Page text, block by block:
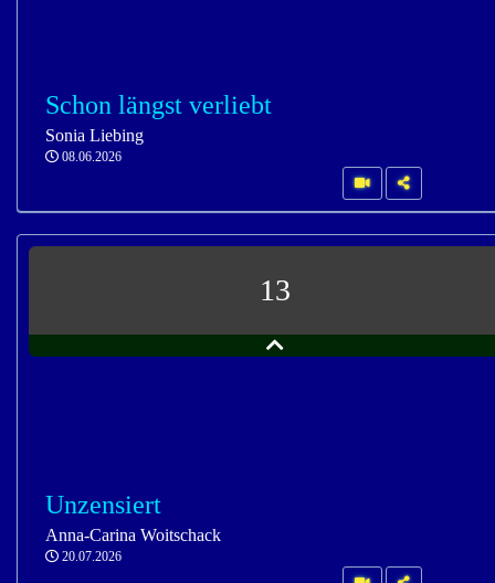
Schon längst verliebt
Sonia Liebing
08.06.2026
13
Unzensiert
Anna-Carina Woitschack
20.07.2026